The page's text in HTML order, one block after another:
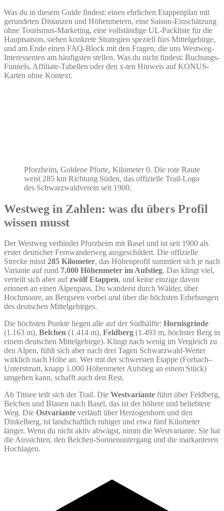
Was du in diesem Guide findest: einen ehrlichen Etappenplan mit
gerundeten Distanzen und Höhenmetern, eine Saison-Einschätzung
ohne Tourismus-Marketing, eine vollständige UL-Packliste für die
Hauptsaison, sieben konkrete Strategien speziell fürs Mittelgebirge,
und am Ende einen FAQ-Block mit den Fragen, die uns Westweg-
Interessenten am häufigsten stellen. Was du nicht findest: Buchungs-
Funnels, Affiliate-Tabellen oder den x-ten Hinweis auf KONUS-
Karten ohne Kontext.
Pforzheim, Goldene Pforte, Kilometer 0. Die rote Raute
weist 285 km Richtung Süden, das offizielle Trail-Logo
des Schwarzwaldverein seit 1900.
Westweg in Zahlen: was du übers Profil
wissen musst
Der Westweg verbindet Pforzheim mit Basel und ist seit 1900 als
erster deutscher Fernwanderweg ausgeschildert. Die offizielle
Strecke misst285 Kilometer, das Höhenprofil summiert sich je nach
Variante auf rund 7.000 Höhenmeter im Aufstieg. Das klingt viel,
verteilt sich aber aufzwölf Etappen, und keine einzige davon
erinnert an einen Alpenpass. Du wanderst durch Wälder, über
Hochmoore, an Bergseen vorbei und über die höchsten Erhebungen
des deutschen Mittelgebirges.
Die höchsten Punkte liegen alle auf der Südhälfte: Hornisgrinde
(1.163 m), Belchen (1.414 m), Feldberg (1.493 m, höchster Berg in
einem deutschen Mittelgebirge). Klingt nach wenig im Vergleich zu
den Alpen, fühlt sich aber nach drei Tagen Schwarzwald-Wetter
wirklich nach Höhe an. Wer mit der schwersten Etappe (Forbach–
Unterstmatt, knapp 1.000 Höhenmeter Aufstieg an einem Stück)
umgehen kann, schafft auch den Rest.
Ab Titisee teilt sich der Trail. Die Westvariante führt über Feldberg,
Belchen und Blauen nach Basel, das ist der höhere und beliebtere
Weg. Die Ostvariante verläuft über Herzogenhorn und den
Dinkelberg, ist landschaftlich ruhiger und etwa fünf Kilometer
länger. Wenn du nicht aktiv abwägst, nimm die Westvariante. Sie hat
die Aussichten, den Belchen-Sonnenuntergang und die markanteren
Hochlagen.